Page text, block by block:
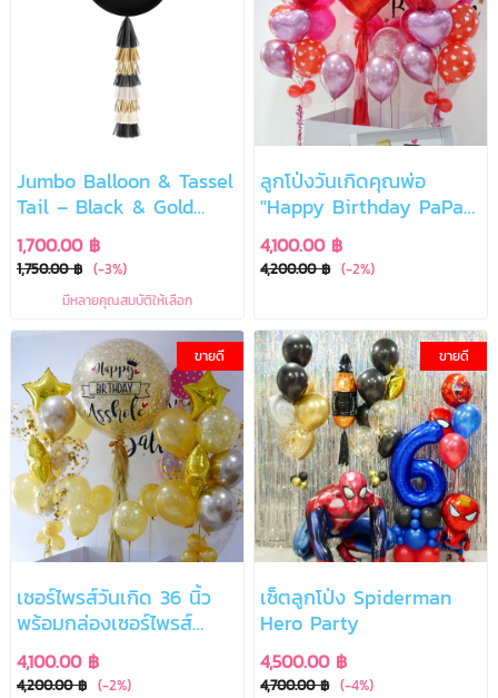
Jumbo Balloon & Tassel
Tail – Black & Gold
Luxury Edition
1,700.00 ฿
1,750.00 ฿ (-3%)
มีหลายคุณสมบัติให้เลือก
ลูกโป่งวันเกิดคุณพ่อ
"Happy Birthday PaPa"
พร้อมกล่องเซอร์ไพรส์
4,100.00 ฿
4,200.00 ฿ (-2%)
ขายดี
เซอร์ไพรส์วันเกิด 36 นิ้ว
พร้อมกล่องเซอร์ไพรส์
ขนาดใหญ่
4,100.00 ฿
4,200.00 ฿ (-2%)
ขายดี
เซ็ตลูกโป่ง Spiderman
Hero Party
4,500.00 ฿
4,700.00 ฿ (-4%)